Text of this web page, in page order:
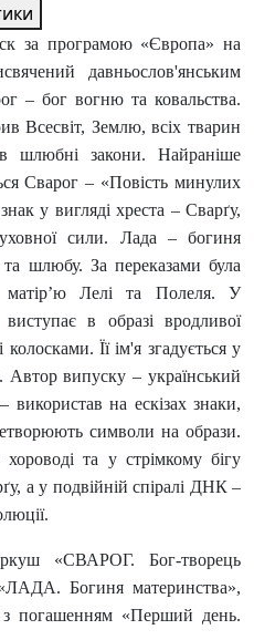
за програмою «Європа» на
давньослов'янським
– бог вогню та ковальства.
Всесвіт, Землю, всіх тварин
шлюбні закони. Найраніше
Сварог – «Повість минулих
у вигляді хреста – Сварґу,
сили. Лада – богиня
шлюбу. За переказами була
Лелі та Полеля. У
в образі вродливої
Її ім'я згадується у
Автор випуску – український
на ескізах знаки,
символи на образи.
та у стрімкому бігу
а у подвійній спіралі ДНК –
«СВАРОГ. Бог-творець
Богиня материнства»,
погашенням «Перший день.